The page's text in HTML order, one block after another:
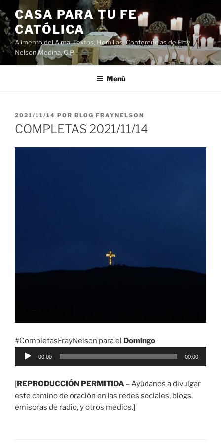
Saltar
al
contenido
CASA PARA TU FE
CATÓLICA
Alimento del Alma: Textos, Homilias, Conferencias de Fray
Nelson Medina, O.P.
Menú
PUBLICADO
EL
2021/11/14 POR BLOG FRAYNELSON
COMPLETAS 2021/11/14
#CompletasFrayNelson para el Domingo
Reproductor
00:00 00:00
[REPRODUCCIÓN PERMITIDA – Ayúdanos a divulgar
este camino de oración en las redes sociales, blogs,
emisoras de radio, y otros medios.]